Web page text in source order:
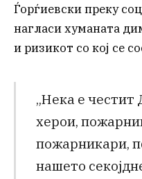
Ѓорѓиевски преку
нагласи хуманата
и ризикот со кој се
„Нека е
херои,
пожарникари,
нашето